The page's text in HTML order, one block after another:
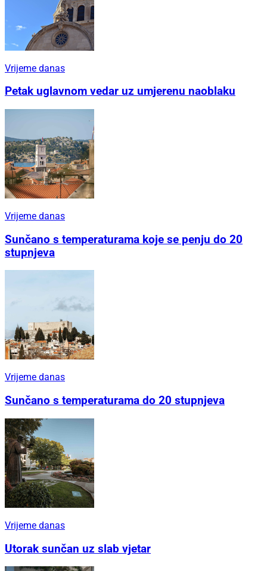
Vrijeme danas
Petak uglavnom vedar uz umjerenu naoblaku
Vrijeme danas
Sunčano s temperaturama koje se penju do 20
stupnjeva
Vrijeme danas
Sunčano s temperaturama do 20 stupnjeva
Vrijeme danas
Utorak sunčan uz slab vjetar